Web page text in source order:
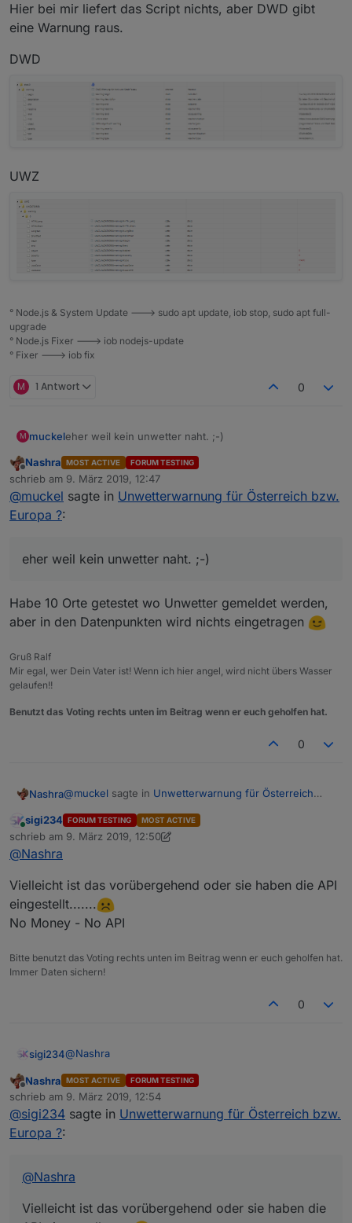
if (response.statusCode ==
Hier bei mir liefert das Script nichts, aber DWD gibt
eine Warnung raus.
DWD
UWZ
° Node.js & System Update ---> sudo apt update, iob stop, sudo apt full-
upgrade
° Node.js Fixer ---> iob nodejs-update
° Fixer ---> iob fix
M 1 Antwort 0
M muckeleher weil kein unwetter naht. ;-)
Offline
Nashra MOST ACTIVE FORUM TESTING
schrieb am 9. März 2019, 12:47
zuletzt editiert von
@muckel sagte in Unwetterwarnung für Österreich bzw.
Europa ?:
eher weil kein unwetter naht. ;-)
Habe 10 Orte getestet wo Unwetter gemeldet werden,
aber in den Datenpunkten wird nichts eingetragen
Gruß Ralf
Mir egal, wer Dein Vater ist! Wenn ich hier angel, wird nicht übers Wasser
gelaufen!!
Benutzt das Voting rechts unten im Beitrag wenn er euch geholfen hat.
0
Nashra@muckel sagte in Unwetterwarnung für Österreich
eher weil kein unwetter naht. ;-)
aber in den Datenpunkten wird nichts eingetragen
Online
sigi234 FORUM TESTING MOST ACTIVE
schrieb am 9. März 2019, 12:50
zuletzt editiert von sigi2343. Sept. 2019, 13:50
@Nashra
Vielleicht ist das vorübergehend oder sie haben die API
eingestellt.......
No Money - No API
Bitte benutzt das Voting rechts unten im Beitrag wenn er euch geholfen hat.
Immer Daten sichern!
0
sigi234@Nashra
Vielleicht ist das vorübergehend oder sie haben die
API eingestellt.......
No Money - No API
Offline
Nashra MOST ACTIVE FORUM TESTING
schrieb am 9. März 2019, 12:54
zuletzt editiert von
@sigi234 sagte in Unwetterwarnung für Österreich bzw.
Europa ?:
@Nashra
Vielleicht ist das vorübergehend oder sie haben die